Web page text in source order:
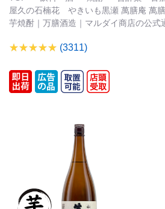
屋久の石楠花 やきいも黒瀬 萬膳庵 萬
芋焼酎｜万膳酒造｜マルダイ商店の公式
(3311)